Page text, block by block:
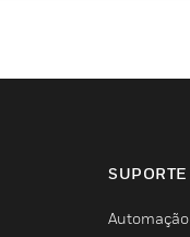
SUPORTE
Automação